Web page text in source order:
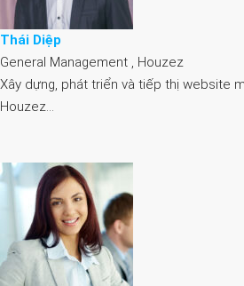
Thái Diệp
General Management , Houzez
Xây dựng, phát triển và tiếp thị website
Houzez…